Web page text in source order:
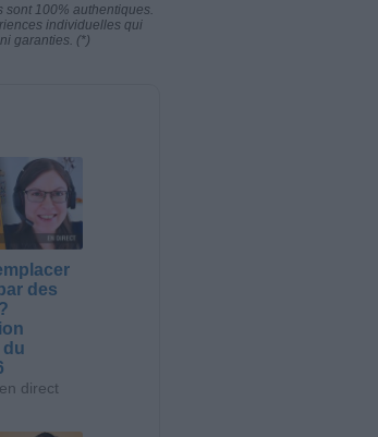
100% authentiques.
individuelles qui
garanties. (*)
des
du
direct